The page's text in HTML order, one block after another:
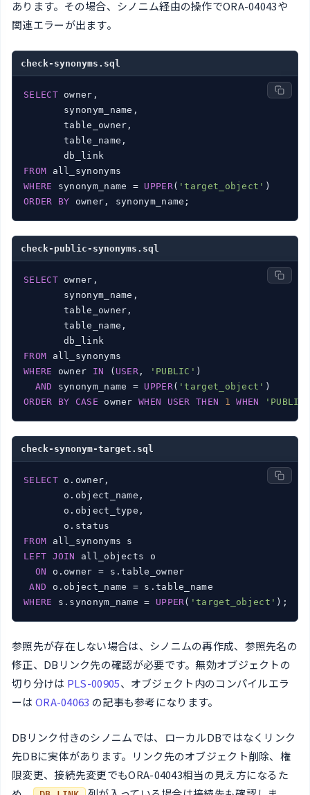
あります。その場合、シノニム経由の操作でORA-04043や
関連エラーが出ます。
check-synonyms.sql
SELECT owner,
       synonym_name,
       table_owner,
       table_name,
FROM
WHERE synonym_name = UPPER( 'target_object'
ORDER
BY owner, synonym_name;
check-public-synonyms.sql
SELECT owner,
       synonym_name,
       table_owner,
       table_name,
FROM
WHERE owner IN ( USER , 'PUBLIC' )
AND
synonym_name = UPPER( 'target_object'
ORDER
BY CASE owner WHEN USER THEN 1 WHEN
check-synonym-target.sql
SELECT o.owner,
       o.object_name,
       o.object_type,
FROM
LEFT JOIN
all_objects o
ON o.owner = s.table_owner
AND
WHERE s.synonym_name = UPPER( 'target_object' );
参照先が存在しない場合は、シノニムの再作成、参照先名の
修正、DBリンク先の確認が必要です。無効オブジェクトの
切り分けは PLS-00905、オブジェクト内のコンパイルエラ
ーは ORA-04063 の記事も参考になります。
DBリンク付きのシノニムでは、ローカルDBではなくリンク
先DBに実体があります。リンク先のオブジェクト削除、権
限変更、接続先変更でもORA-04043相当の見え方になるた